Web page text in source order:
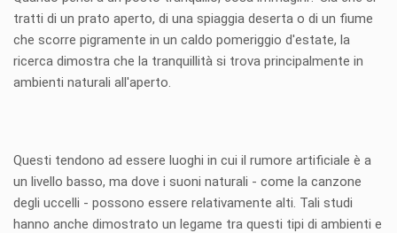
tratti di un prato aperto, di una spiaggia deserta o di un fiume
che scorre pigramente in un caldo pomeriggio d'estate, la
ricerca dimostra che la tranquillità si trova principalmente in
ambienti naturali all'aperto.
Questi tendono ad essere luoghi in cui il rumore artificiale è a
un livello basso, ma dove i suoni naturali - come la canzone
degli uccelli - possono essere relativamente alti. Tali studi
hanno anche dimostrato un legame tra questi tipi di ambienti e